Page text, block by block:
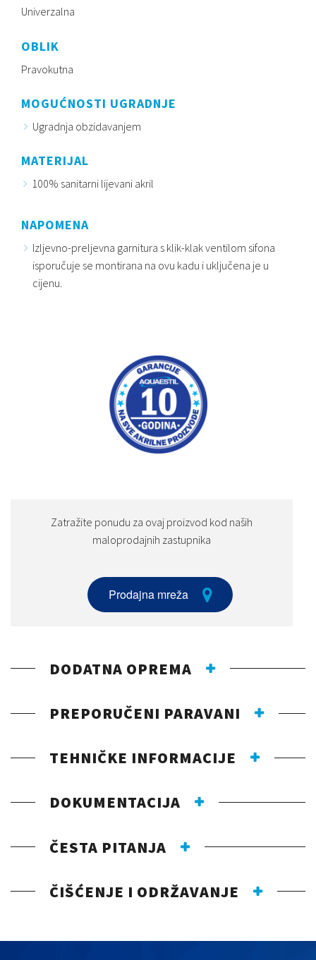
Univerzalna
OBLIK
Pravokutna
MOGUĆNOSTI UGRADNJE
Ugradnja obzidavanjem
MATERIJAL
100% sanitarni lijevani akril
NAPOMENA
Izljevno-preljevna garnitura s klik-klak ventilom sifona
isporučuje se montirana na ovu kadu i uključena je u
cijenu.
Zatražite ponudu za ovaj proizvod kod naših
maloprodajnih zastupnika
Prodajna mreža
DODATNA OPREMA
PREPORUČENI PARAVANI
TEHNIČKE INFORMACIJE
DOKUMENTACIJA
ČESTA PITANJA
ČIŠĆENJE I ODRŽAVANJE